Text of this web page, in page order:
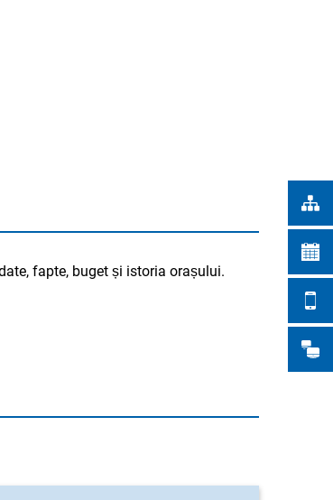
fapte, buget și istoria orașului.